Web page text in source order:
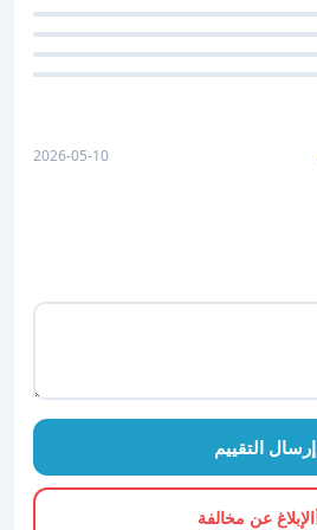
2026-05-10
إرسال التقييم
الإبلاغ عن مخالفة